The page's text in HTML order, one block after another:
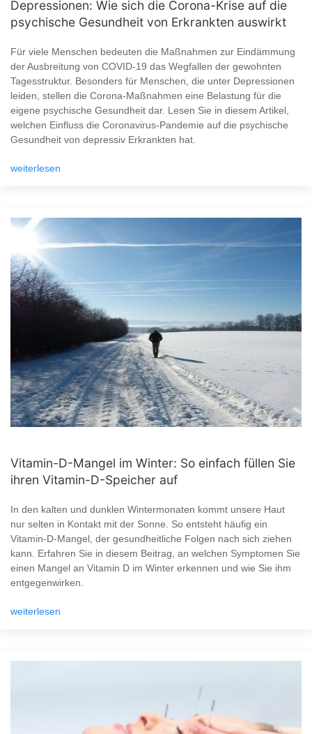
Depressionen: Wie sich die Corona-Krise auf die
psychische Gesundheit von Erkrankten auswirkt
Für viele Menschen bedeuten die Maßnahmen zur Eindämmung
der Ausbreitung von COVID-19 das Wegfallen der gewohnten
Tagesstruktur. Besonders für Menschen, die unter Depressionen
leiden, stellen die Corona-Maßnahmen eine Belastung für die
eigene psychische Gesundheit dar. Lesen Sie in diesem Artikel,
welchen Einfluss die Coronavirus-Pandemie auf die psychische
Gesundheit von depressiv Erkrankten hat.
weiterlesen
Vitamin-D-Mangel im Winter: So einfach füllen Sie
ihren Vitamin-D-Speicher auf
In den kalten und dunklen Wintermonaten kommt unsere Haut
nur selten in Kontakt mit der Sonne. So entsteht häufig ein
Vitamin-D-Mangel, der gesundheitliche Folgen nach sich ziehen
kann. Erfahren Sie in diesem Beitrag, an welchen Symptomen Sie
einen Mangel an Vitamin D im Winter erkennen und wie Sie ihm
entgegenwirken.
weiterlesen